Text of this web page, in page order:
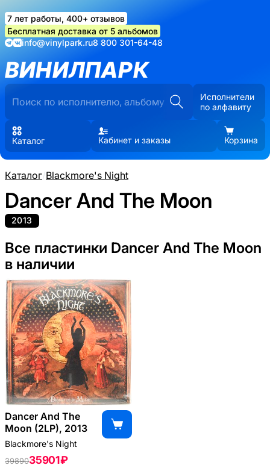
7 лет работы, 400+ отзывов
Бесплатная доставка от 5 альбомов
info@vinylpark.ru8 800 301-64-48
ВИНИЛПАРК
Исполнители
по алфавиту
Каталог Кабинет и заказы Корзина
Каталог/Blackmore's Night
Dancer And The Moon
2013
Все пластинки Dancer And The Moon
в наличии
Dancer And The
Moon (2LP), 2013
Blackmore's Night
3989035901 ₽